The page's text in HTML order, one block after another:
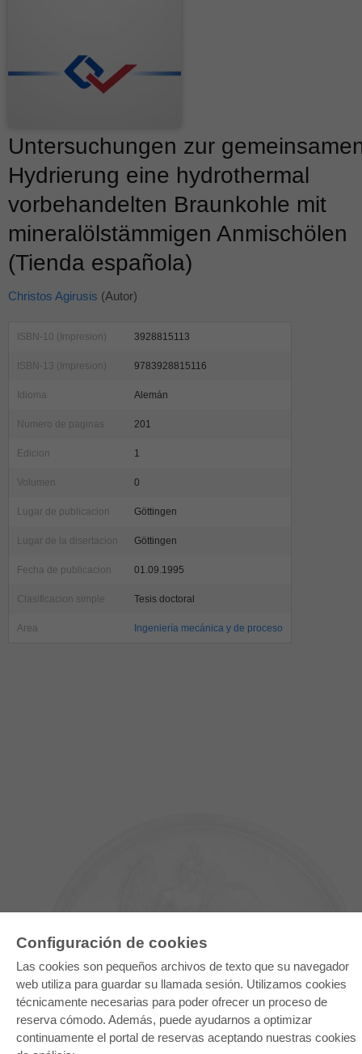
Configuración de cookies
Las cookies son pequeños archivos de texto que su navegador
web utiliza para guardar su llamada sesión. Utilizamos cookies
técnicamente necesarias para poder ofrecer un proceso de
reserva cómodo. Además, puede ayudarnos a optimizar
continuamente el portal de reservas aceptando nuestras cookies
Untersuchungen zur
Hydrierung eine hydrothermal
vorbehandelten Braunkohle mit
mineralölstämmigen Anmischölen
(Tienda española)
Christos Agirusis (Autor)
ISBN-10 (Impresion) 3928815113
ISBN-13 (Impresion) 9783928815116
Idioma Alemán
Numero de paginas 201
Edicion 1
Volumen 0
Lugar de publicacion Göttingen
Lugar de la disertacion Göttingen
Fecha de publicacion 01.09.1995
Clasificacion simple Tesis doctoral
Area Ingeniería mecánica y de proceso
E-COLLECTION
Paquete entero
Paquete de especialidades